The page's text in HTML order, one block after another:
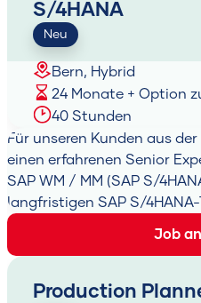
Neu
S/4HANA
Bern, Hybrid
24 Monate + Option
40 Stunden
Für unseren Kunden aus
einen erfahrenen Senior
SAP WM / MM (SAP S/
langfristigen SAP S/
Job
Production